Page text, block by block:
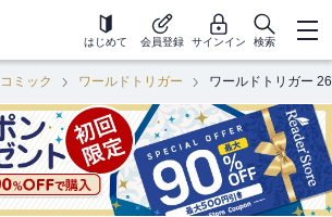
はじめて 会員登録 サインイン 検索
ミック ワールドトリガー ワールドトリガー 26